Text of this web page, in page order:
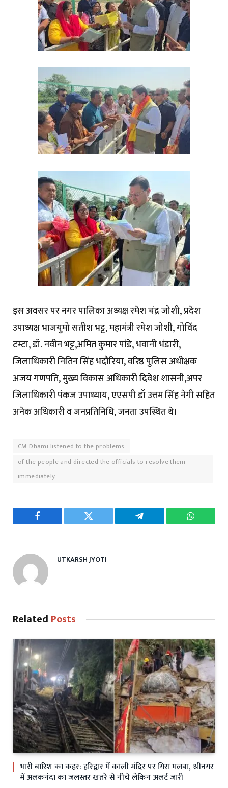
इस अवसर पर नगर पालिका अध्यक्ष रमेश चंद्र जोशी, प्रदेश
उपाध्यक्ष भाजयुमो सतीश भट्ट, महामंत्री रमेश जोशी, गोविंद
टम्टा, डॉ. नवीन भट्ट,अमित कुमार पांडे, भवानी भंडारी,
जिलाधिकारी नितिन सिंह भदौरिया, वरिष्ठ पुलिस अधीक्षक
अजय गणपति, मुख्य विकास अधिकारी दिवेश शासनी,अपर
जिलाधिकारी पंकज उपाध्याय, एएसपी डॉ उत्तम सिंह नेगी सहित
अनेक अधिकारी व जनप्रतिनिधि, जनता उपस्थित थे।
CM Dhami listened to the problems
of the people and directed the officials to resolve them
immediately.
Facebook Twitter Telegram
UTKARSH JYOTI
Related Posts
भारी बारिश का कहर: हरिद्वार में काली मंदिर पर गिरा मलबा, श्रीनगर
में अलकनंदा का जलस्तर खतरे से नीचे लेकिन अलर्ट जारी